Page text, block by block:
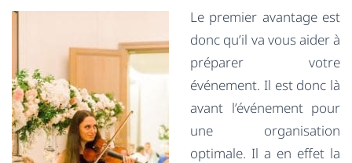
Le premier avantage est
donc qu’il va vous aider à
préparer votre
événement. Il est donc là
avant l’événement pour
une organisation
optimale. Il a en effet la